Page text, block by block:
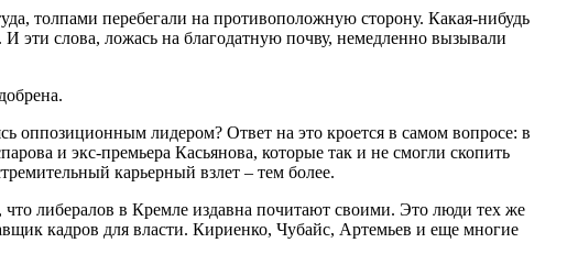
толпами перебегали на противоположную сторону. Какая-нибудь
эти слова, ложась на благодатную почву, немедленно вызывали
оппозиционным лидером? Ответ на это кроется в самом вопросе: в
и экс-премьера Касьянова, которые так и не смогли скопить
карьерный взлет – тем более.
либералов в Кремле издавна почитают своими. Это люди тех же
кадров для власти. Кириенко, Чубайс, Артемьев и еще многие